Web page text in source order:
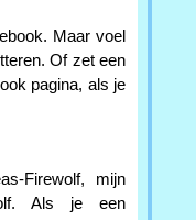
Maar voel
Of zet een
pagina, als je
Firewolf, mijn
Als je een